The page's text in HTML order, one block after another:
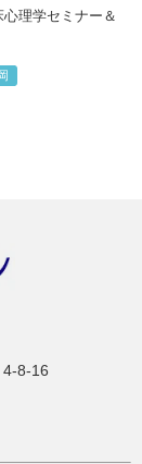
理学セミナー＆
4-8-16